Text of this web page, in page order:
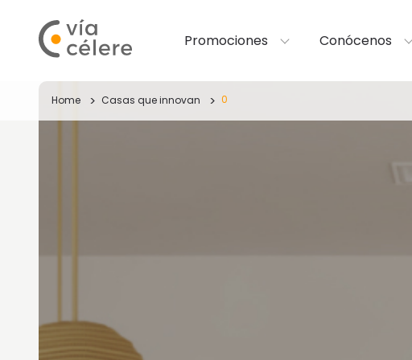
Promociones Conócenos
Home Casas que innovan 0